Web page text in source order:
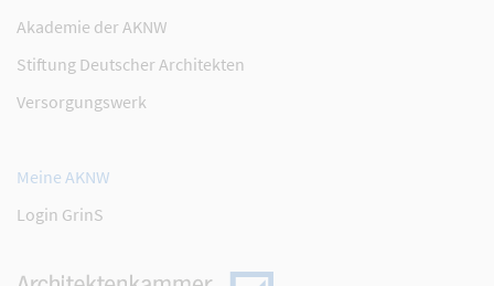
Akademie der AKNW
Stiftung Deutscher Architekten
Versorgungswerk
Meine AKNW
Login GrinS